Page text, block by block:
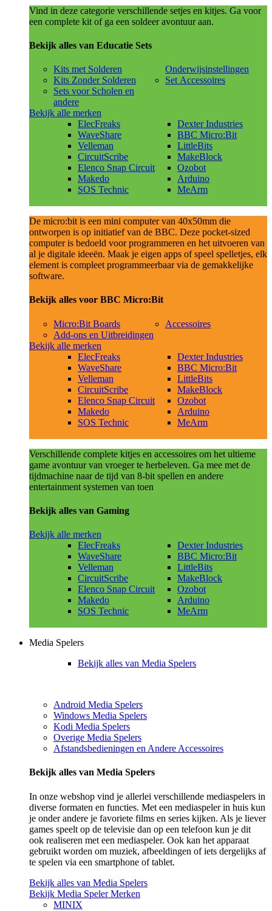
Vind in deze categorie verschillende setjes en kitjes. Ga voor
een complete kit of ga een soldeer avontuur aan.
Bekijk alles van Educatie Sets
Kits met Solderen
Kits Zonder Solderen
Sets voor Scholen en
andere
Onderwijsinstellingen
Set Accessoires
Bekijk alle merken
ElecFreaks
WaveShare
Velleman
CircuitScribe
Elenco Snap Circuit
Makedo
SOS Technic
Dexter Industries
BBC Micro:Bit
LittleBits
MakeBlock
Ozobot
Arduino
MeArm
De micro:bit is een mini computer van 40x50mm die
ontworpen is op initiatief van de BBC. Deze pocket-sized
computer is bedoeld voor programmeren en het uitvoeren van
al je digitale ideeën. Maak je eigen apps of speel spelletjes, elk
element is compleet programmeerbaar via de gemakkelijke
software.
Bekijk alles voor BBC Micro:Bit
Micro:Bit Boards
Add-ons en Uitbreidingen
Accessoires
Bekijk alle merken
ElecFreaks
WaveShare
Velleman
CircuitScribe
Elenco Snap Circuit
Makedo
SOS Technic
Dexter Industries
BBC Micro:Bit
LittleBits
MakeBlock
Ozobot
Arduino
MeArm
Verschillende complete kitjes en accessoires om het ultieme
game avontuur van vroeger te herbeleven. Ga mee met de
tijdmachine naar de tijd van 8-bit spellen en andere
entertainment systemen van toen
Bekijk alles van Gaming
Bekijk alle merken
ElecFreaks
WaveShare
Velleman
CircuitScribe
Elenco Snap Circuit
Makedo
SOS Technic
Dexter Industries
BBC Micro:Bit
LittleBits
MakeBlock
Ozobot
Arduino
MeArm
Media Spelers
Bekijk alles van Media Spelers
Android Media Spelers
Windows Media Spelers
Kodi Media Spelers
Overige Media Spelers
Afstandsbedieningen en Andere Accessoires
Bekijk alles van Media Spelers
In onze webshop vind je allerlei verschillende mediaspelers in
diverse formaten en functies. Met een mediaspeler in huis kun
je onder andere je favoriete films en series kijken. Als je liever
games speelt op de televisie dan op een telefoon kun je dit
ook realiseren met een mediaspeler. Ook kan het apparaat
gebruikt worden om muziek, afbeeldingen of iets dergelijks af
te spelen via een smartphone of tablet.
Bekijk alles van Media Spelers
Bekijk Media Speler Merken
MINIX